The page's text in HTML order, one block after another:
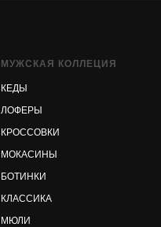
МУЖСКАЯ КОЛЛЕЦИЯ
КЕДЫ
ЛОФЕРЫ
КРОССОВКИ
МОКАСИНЫ
БОТИНКИ
КЛАССИКА
МЮЛИ